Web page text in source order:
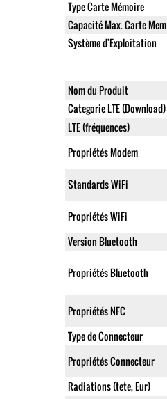
Type Carte Mémoire
Capacité Max. Carte Mem
Système d'Exploitation
Nom du Produit
Categorie LTE (Download)
LTE (fréquences)
Propriétés Modem
Standards WiFi
Propriétés WiFi
Version Bluetooth
Propriétés Bluetooth
Propriétés NFC
Type de Connecteur
Propriétés Connecteur
Radiations (tete, Eur)